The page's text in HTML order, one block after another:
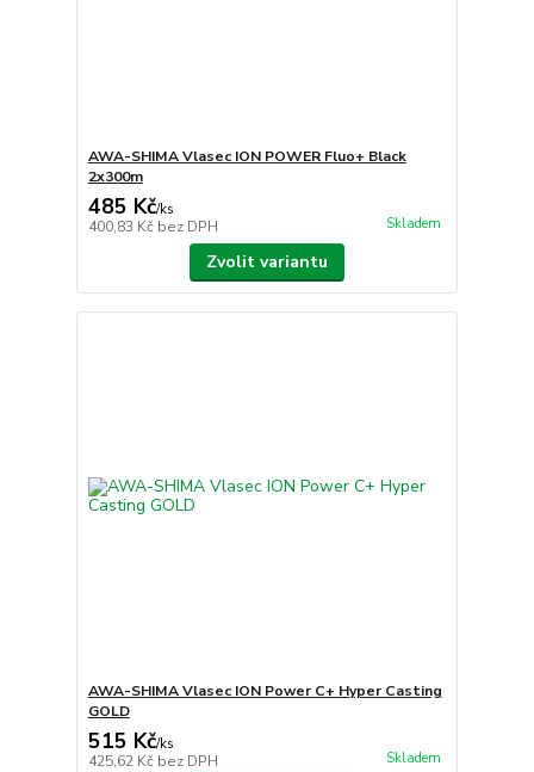
AWA-SHIMA Vlasec ION POWER Fluo+ Black
2x300m
485 Kč/ks
400,83 Kč bez DPH Skladem
Zvolit variantu
AWA-SHIMA Vlasec ION Power C+ Hyper Casting
GOLD
515 Kč/ks
425,62 Kč bez DPH Skladem